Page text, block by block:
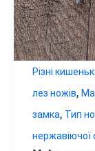
Різні
лез ножів,
замка, Тип
нержавіючої